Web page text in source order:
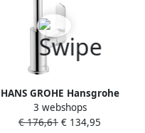
HANS GROHE Hansgrohe
Rebris S 210 wastafelkraan
met draaibare uitloop en
3 webshops
€ 176,61 € 134,95